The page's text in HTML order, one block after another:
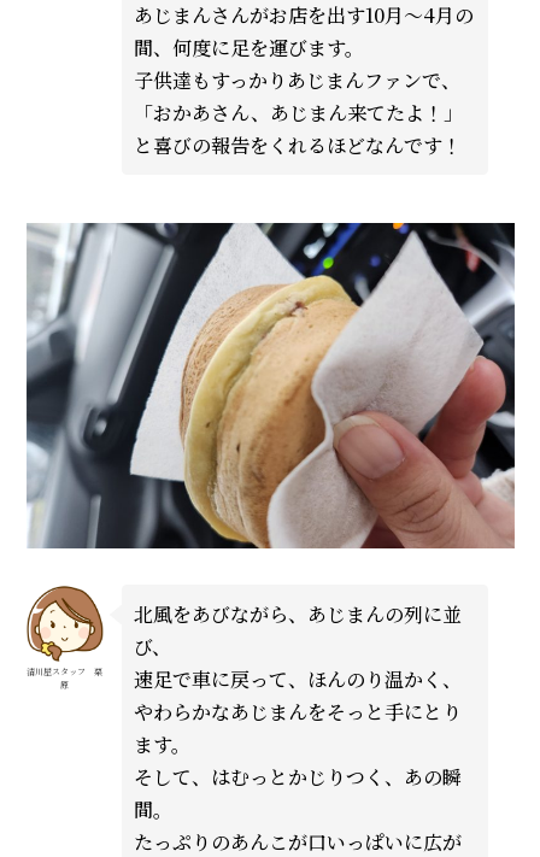
あじまんさんがお店を出す10月～4月の
間、何度に足を運びます。
子供達もすっかりあじまんファンで、
「おかあさん、あじまん来てたよ！」
と喜びの報告をくれるほどなんです！
清川屋スタッフ 栗
原
北風をあびながら、あじまんの列に並
び、
速足で車に戻って、ほんのり温かく、
やわらかなあじまんをそっと手にとり
ます。
そして、はむっとかじりつく、あの瞬
間。
たっぷりのあんこが口いっぱいに広が